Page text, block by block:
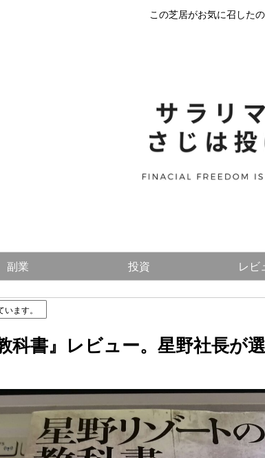
この芝居がお気に召した
副業 投資 レビ
ます。
科書』レビュー。星野社長が